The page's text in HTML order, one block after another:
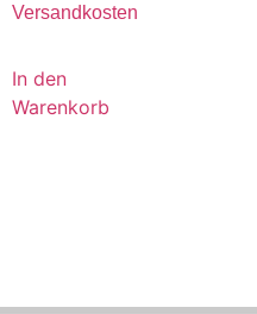
Versandkosten
In den
Warenkorb